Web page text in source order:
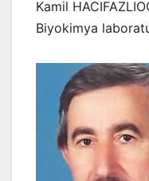
Kamil
Biyokimya